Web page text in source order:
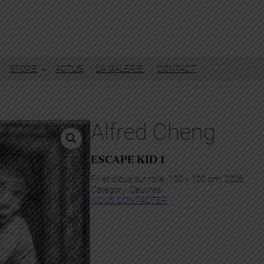
STORE ACTUS LA GALERIE CONTACT
Alfred Cheng
ESCAPE KID 1
Fil et clous sur toile, 100 x 100 cm, 2026
Category: Oeuvres
NOUS CONTACTER